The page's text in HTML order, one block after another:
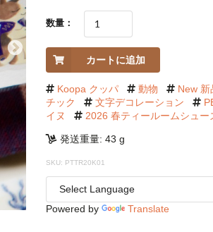
数量：
カートに追加
Koopa クッパ 動物 New 新
チック
文字デコレーション
イヌ
2026 春ティールームシュー
発送重量: 43 g
SKU: PTTR20K01
Powered by Translate